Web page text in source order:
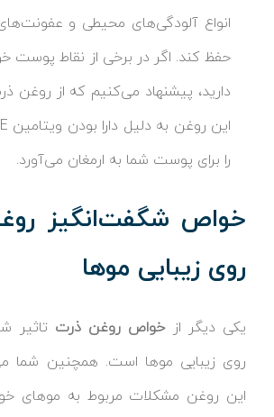
انواع آلودگی‌های محیطی و
حفظ کند. اگر در برخی از نقاط پوست
دارید، پیشنهاد می‌کنیم که از روغن
را برای پوست شما به ارمغان می‌آورد.
خواص شگفت‌انگیز
روی زیبایی موها
یکی دیگر ازخواص روغن ذرت تاثیر
روی زیبایی‌ موها است. همچنین شما
این روغن مشکلات مربوط به موهای